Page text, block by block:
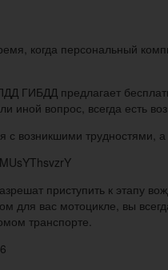
когда персональный
ГИБДД предлагает
иной вопрос, всегда есть
с возникшими трудностями,
приступить к этапу
для вас мотоцикле, вы
транспорте.